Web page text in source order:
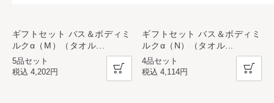
ギフトセット バス＆ボディミ
ルクα（M）（タオル
5品セット
税込 4,202円
ギフトセット バス＆ボディミ
ルクα（N）（タオル
4品セット
税込4,114円